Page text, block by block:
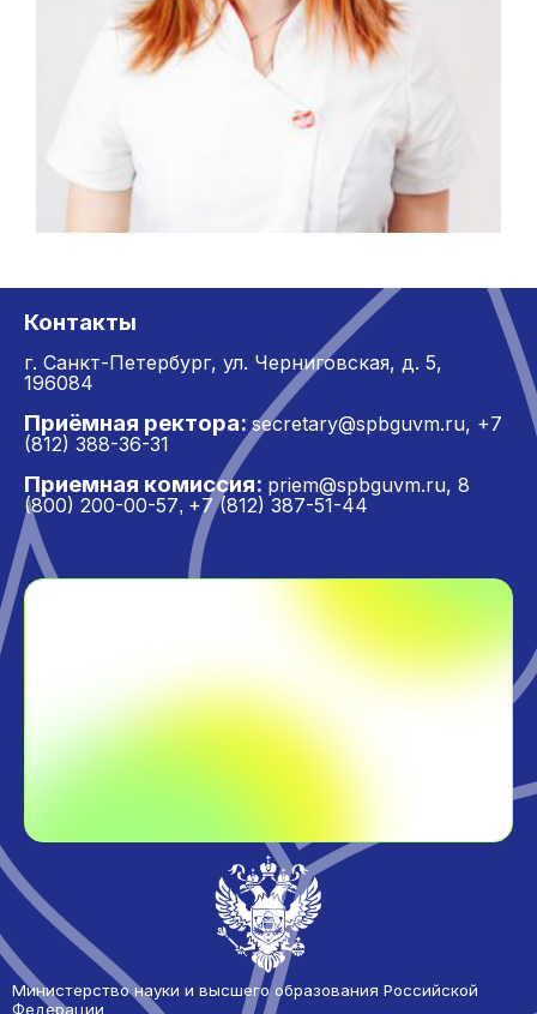
Ортенберг
Екатерина
Валерьевна
заведующая лаборатории
DuoCor.Lab
Перейти
Контакты
г. Санкт-Петербург, ул. Черниговская, д. 5,
196084
Приёмная ректора: secretary@spbguvm.ru, +7
(812) 388-36-31
Приемная комиссия: priem@spbguvm.ru, 8
(800) 200-00-57, +7 (812) 387-51-44
Министерство науки и высшего образования Российской
Федерации